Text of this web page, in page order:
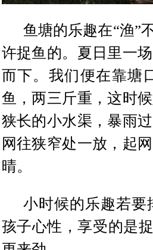
鱼塘的乐趣在“渔”
许捉鱼的。夏日里一
而下。我们便在靠塘
鱼，两三斤重，这时
狭长的小水渠，暴雨
网往狭窄处一放，起
晴。
小时候的乐趣若要
孩子心性，享受的是